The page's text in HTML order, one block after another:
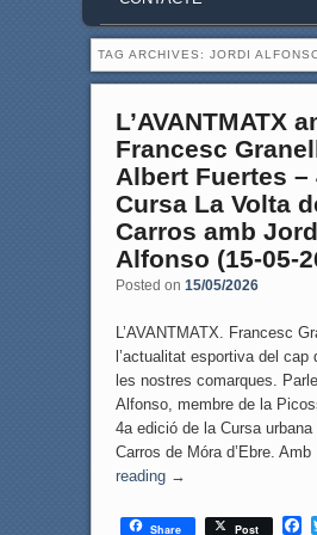
TAG ARCHIVES: JORDI
L’AVANTMATX
Francesc
Albert Fuertes –
Cursa La Volta
Carros amb
Alfonso (15-05-
Posted on 15/05/2026
L’AVANTMATX. Francesc
l’actualitat esportiva del cap
les nostres comarques.
Alfonso, membre de la
4a edició de la Cursa urbana
Carros de Móra d’Ebre.
reading →
Share Post
F